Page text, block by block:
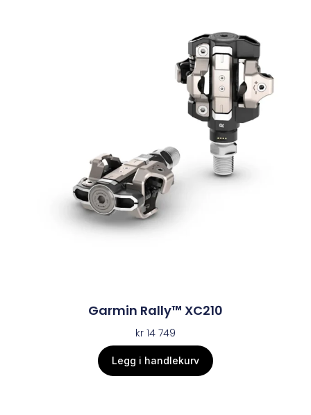
Garmin Rally™ XC210
kr 14 749
Legg i handlekurv